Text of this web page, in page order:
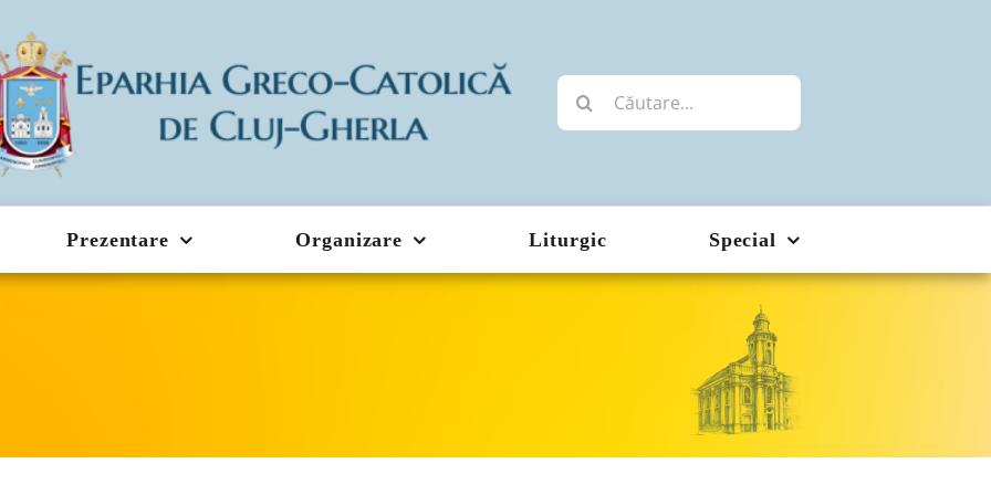
Cautare...
Prezentare Organizare Liturgic Special